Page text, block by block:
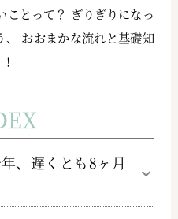
ことって？ ぎりぎりになっ
おおまかな流れと基礎知
、遅くとも8ヶ月